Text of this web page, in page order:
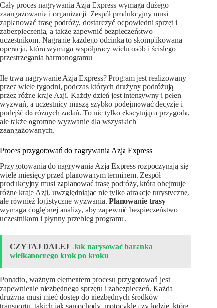
Cały proces nagrywania Azja Express wymaga dużego
zaangażowania i organizacji. Zespół produkcyjny musi
zaplanować trasę podróży, dostarczyć odpowiedni sprzęt i
zabezpieczenia, a także zapewnić bezpieczeństwo
uczestnikom. Nagranie każdego odcinka to skomplikowana
operacja, która wymaga współpracy wielu osób i ścisłego
przestrzegania harmonogramu.
Ile trwa nagrywanie Azja Express? Program jest realizowany
przez wiele tygodni, podczas których drużyny podróżują
przez różne kraje Azji. Każdy dzień jest intensywny i pełen
wyzwań, a uczestnicy muszą szybko podejmować decyzje i
podejść do różnych zadań. To nie tylko ekscytująca przygoda,
ale także ogromne wyzwanie dla wszystkich
zaangażowanych.
Proces przygotowań do nagrywania Azja Express
Przygotowania do nagrywania Azja Express rozpoczynają się
wiele miesięcy przed planowanym terminem. Zespół
produkcyjny musi zaplanować trasę podróży, która obejmuje
różne kraje Azji, uwzględniając nie tylko atrakcje turystyczne,
ale również logistyczne wyzwania. Planowanie trasy
wymaga dogłębnej analizy, aby zapewnić bezpieczeństwo
uczestnikom i płynny przebieg programu.
CZYTAJ DALEJ Jak narysować baranka
wielkanocnego krok po kroku
Ponadto, ważnym elementem procesu przygotowań jest
zapewnienie niezbędnego sprzętu i zabezpieczeń. Każda
drużyna musi mieć dostęp do niezbędnych środków
transportu, takich jak samochody, motocykle czy łodzie, które